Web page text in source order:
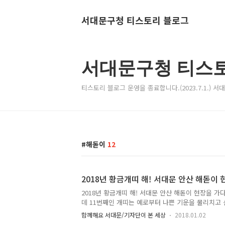
서대문구청 티스토리 블로그
서대문구청 티스
티스토리 블로그 운영을 종료합니다.(2023.7.1.) 서
해돋이 12
2018년 황금개띠 해! 서대문 안산 해돋이
2018년 황금개띠 해! 서대문 안산 해돋이 현장을 가
데 11번째인 개띠는 예로부터 나쁜 기운을 물리치고
충직한 동물이지요. 2018년 올해는 60년 만에 한 번
요. 서대문구는 지역 주민과 안산 해맞이 행사를 했
함께해요 서대문/기자단이 본 세상 2018.01.02